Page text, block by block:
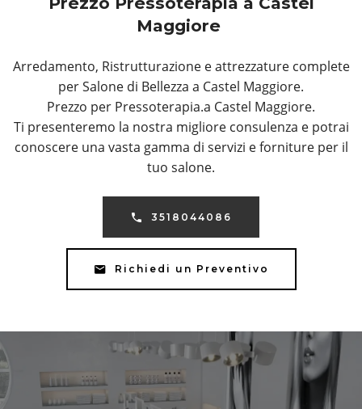
Maggiore
Arredamento, Ristrutturazione e attrezzature complete
per Salone di Bellezza a Castel Maggiore.
Prezzo per Pressoterapia.a Castel Maggiore.
Ti presenteremo la nostra migliore consulenza e potrai
conoscere una vasta gamma di servizi e forniture per il
tuo salone.
3518044086
Richiedi un Preventivo